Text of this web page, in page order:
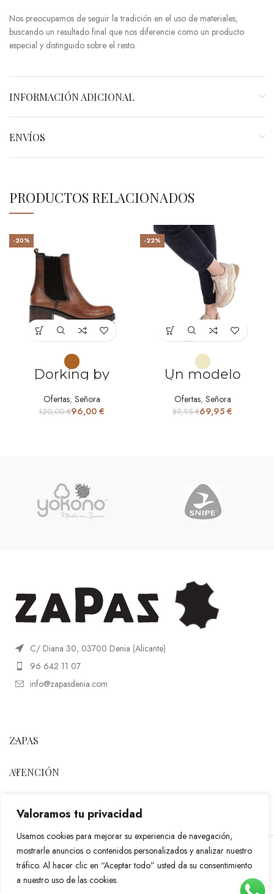
Valoramos tu privacidad
Usamos cookies para mejorar su experiencia de navegación,
mostrarle anuncios o contenidos personalizados y analizar nuestro
tráfico. Al hacer clic en “Aceptar todo” usted da su consentimiento
a nuestro uso de las cookies.
Nos preocupamos de seguir la tradición en el uso de materiales,
buscando un resultado final que nos diferencie como un producto
especial y distinguido sobre el resto.
INFORMACIÓN ADICIONAL
ENVÍOS
PRODUCTOS RELACIONADOS
-20%
Dorking by
Fluchos Glass
botín marrón
Ofertas, Señora
120,00€96,00 €
-22%
Un modelo
perfecto para tus
looks más
casuales
Ofertas, Señora
89,95€69,95 €
C/ Diana 30, 03700 Denia (Alicante)
96 642 11 07
info@zapasdenia.com
ZAPAS
ATENCIÓN
ZAPAS DENIA 2023 Powered byHadbos Solutions.